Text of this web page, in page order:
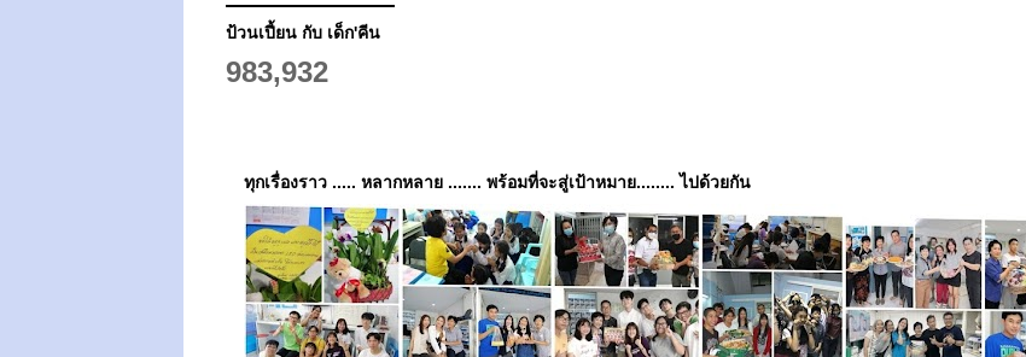
ป้วนเปี้ยน กับ เด็ก'คีน
983,932
ทุกเรื่องราว ..... หลากหลาย ....... พร้อมที่จะสู่เป้าหมาย........ ไปด้วยกัน